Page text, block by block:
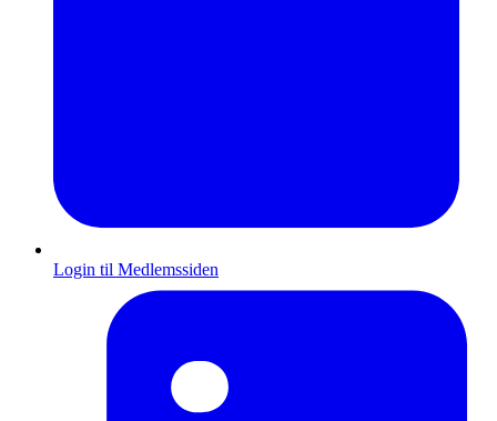
Login til Medlemssiden